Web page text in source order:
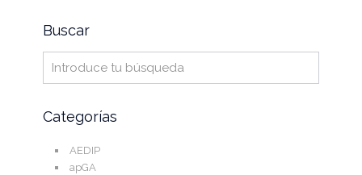
Buscar
Categorías
AEDIP
apGA